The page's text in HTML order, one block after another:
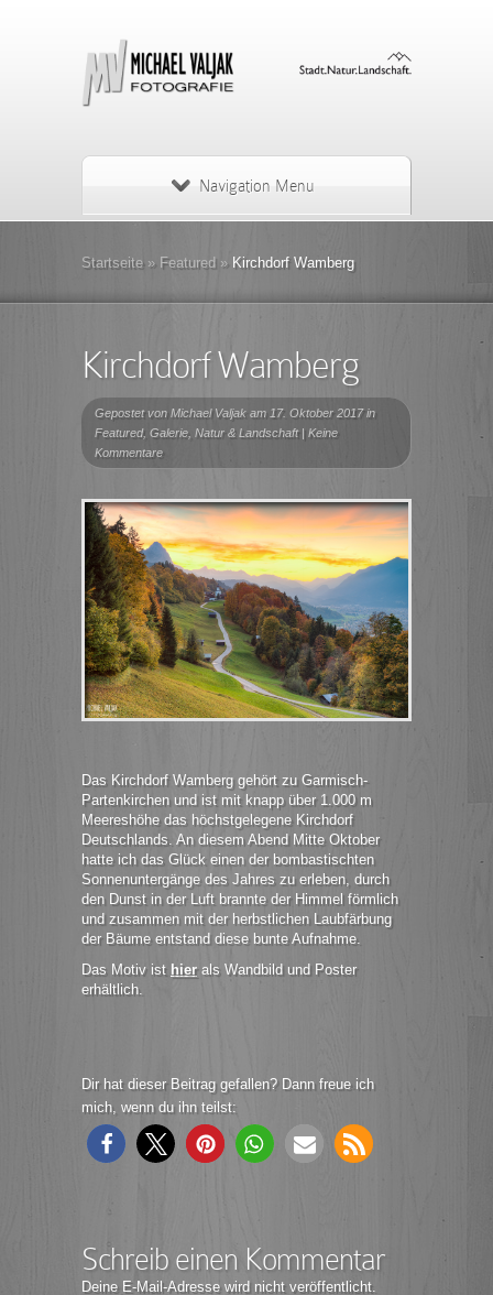
Navigation Menu
Startseite » Featured » Kirchdorf Wamberg
Kirchdorf Wamberg
Gepostet von Michael Valjak am 17. Oktober 2017 in
Featured, Galerie Natur & Landschaft| Keine
Kommentare
Das Kirchdorf Wamberg gehört zu Garmisch-
Partenkirchen und ist mit knapp über 1.000 m
Meereshöhe das höchstgelegene Kirchdorf
Deutschlands. An diesem Abend Mitte Oktober
hatte ich das Glück einen der bombastischten
Sonnenuntergänge des Jahres zu erleben, durch
den Dunst in der Luft brannte der Himmel förmlich
und zusammen mit der herbstlichen Laubfärbung
der Bäume entstand diese bunte Aufnahme.
Das Motiv ist hierals Wandbild und Poster
erhältlich.
Dir hat dieser Beitrag gefallen? Dann freue ich
mich, wenn du ihn teilst:
Schreib einen Kommentar
Deine E-Mail-Adresse wird nicht veröffentlicht.